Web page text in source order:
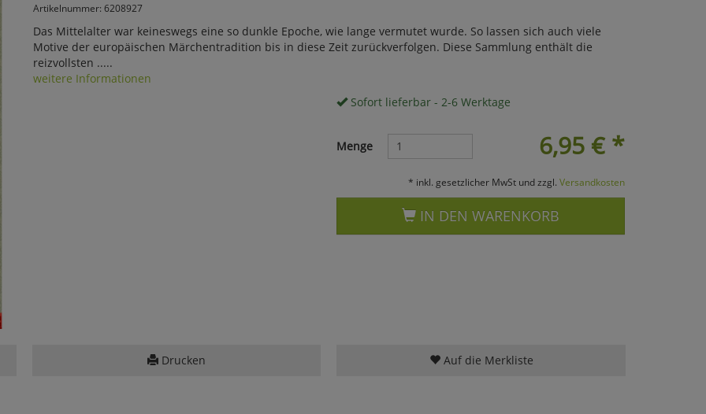
Artikelnummer: 6208927
Das Mittelalter war keineswegs eine so dunkle Epoche, wie lange vermutet wurde. So lassen sich auch viele
Motive der europäischen Märchentradition bis in diese Zeit zurückverfolgen. Diese Sammlung enthält die
reizvollsten .....
weitere Informationen
Sofort lieferbar - 2-6 Werktage
6,95 €*
Menge
* inkl. gesetzlicher MwSt und zzgl. Versandkosten
IN DEN WARENKORB
Drucken Auf die Merkliste